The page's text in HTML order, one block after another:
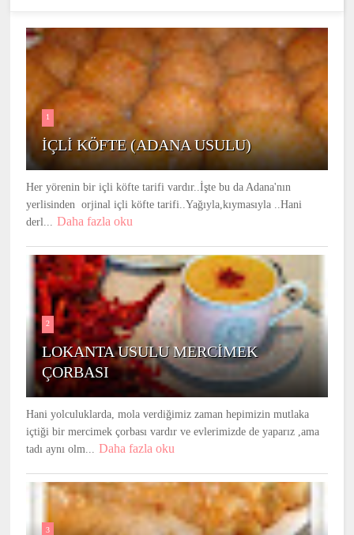
1
İÇLİ KÖFTE (ADANA USULU)
Her yörenin bir içli köfte tarifi vardır..İşte bu da Adana'nın
yerlisinden orjinal içli köfte tarifi..Yağıyla,kıymasıyla ..Hani
derl...
Daha fazla oku
2
LOKANTA USULU MERCİMEK
ÇORBASI
Hani yolculuklarda, mola verdiğimiz zaman hepimizin mutlaka
içtiği bir mercimek çorbası vardır ve evlerimizde de yaparız ,ama
tadı aynı olm...
Daha fazla oku
3